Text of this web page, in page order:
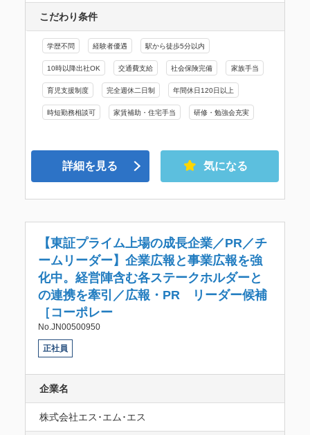
こだわり条件
学歴不問 経験者優遇 駅から徒歩5分以内
10時以降出社OK 交通費支給 社会保険完備 家族手当
育児支援制度 完全週休二日制 年間休日120日以上
時短勤務相談可 家賃補助・住宅手当 研修・勉強会充実
詳細を見る 気になる
【東証プライム上場の成長企業／PR／チ
ームリーダー】企業広報と事業広報を強
化中。経営陣含む各ステークホルダーと
の連携を牽引／広報・PR リーダー候補
［コーポレー
No.JN00500950
正社員
企業名
株式会社エス･エム･エス